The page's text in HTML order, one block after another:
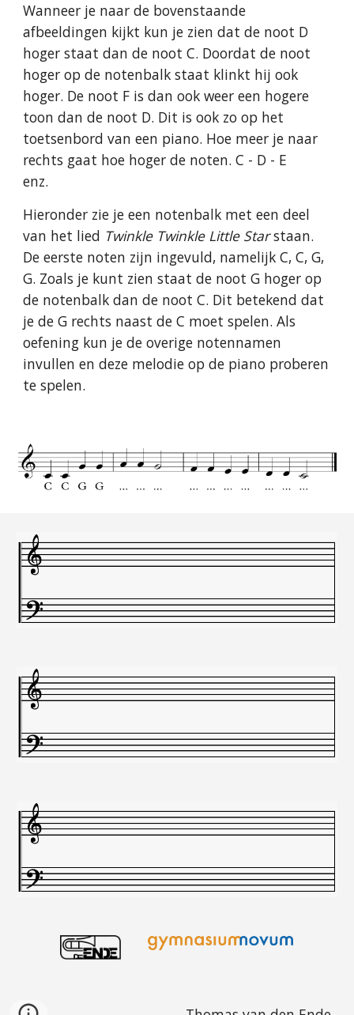
Wanneer je naar de bovenstaande
afbeeldingen kijkt kun je zien dat de noot D
hoger staat dan de noot C. Doordat de noot
hoger op de notenbalk staat klinkt hij ook
hoger. De noot F is dan ook weer een hogere
toon dan de noot D. Dit is ook zo op het
toetsenbord van een piano. Hoe meer je naar
rechts gaat hoe hoger de noten. C - D - E
enz.
Hieronder zie je een notenbalk met een deel
van het lied Twinkle Twinkle Little Starstaan.
De eerste noten zijn ingevuld, namelijk C, C, G,
G. Zoals je kunt zien staat de noot G hoger op
de notenbalk dan de noot C. Dit betekend dat
je de G rechts naast de C moet spelen. Als
oefening kun je de overige notennamen
invullen en deze melodie op de piano proberen
te spelen.